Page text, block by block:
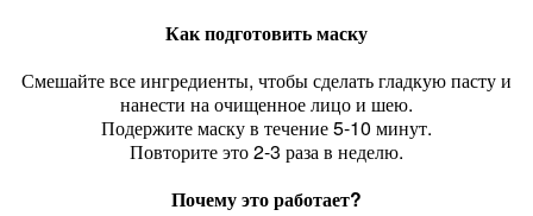
Как подготовить маску
Смешайте все ингредиенты, чтобы сделать гладкую пасту и
нанести на очищенное лицо и шею.
Подержите маску в течение 5-10 минут.
Повторите это 2-3 раза в неделю.
Почему это работает?